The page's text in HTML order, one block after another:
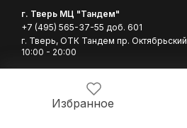
г. Тверь МЦ "Тандем"
+7 (495) 565-37-55 доб. 601
г. Тверь, ОТК Тандем пр.
10:00 - 20:00
2026 ©ClassicoMobili
Избранное